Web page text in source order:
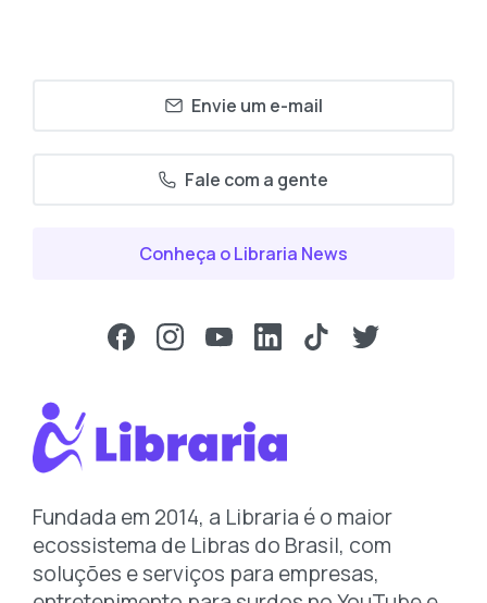
Envie um e-mail
Fale com a gente
Conheça o Libraria News
Fundada em 2014, a Libraria é o maior
ecossistema de Libras do Brasil, com
soluções e serviços para empresas,